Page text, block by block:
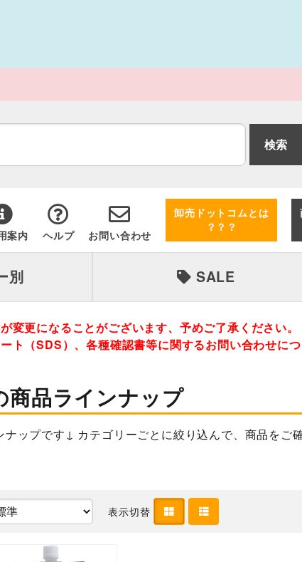
検索
案内 ヘルプ お問い合わせ
卸売ドットコムとは
？？？
別 SALE
変更になることがございます、予めご了承ください。
ト（SDS）、各種確認書等に関するお問い合わせに
商品ラインナップ
ップです↓ カテゴリーごとに絞り込んで、商品をご
表示切替